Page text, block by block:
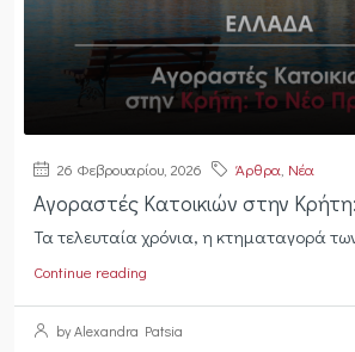
26 Φεβρουαρίου, 2026 Άρθρα Νέα
Αγοραστές Κατοικιών στην
Τα τελευταία χρόνια, η κτηματαγορά των
Continue reading
by Alexandra Patsia